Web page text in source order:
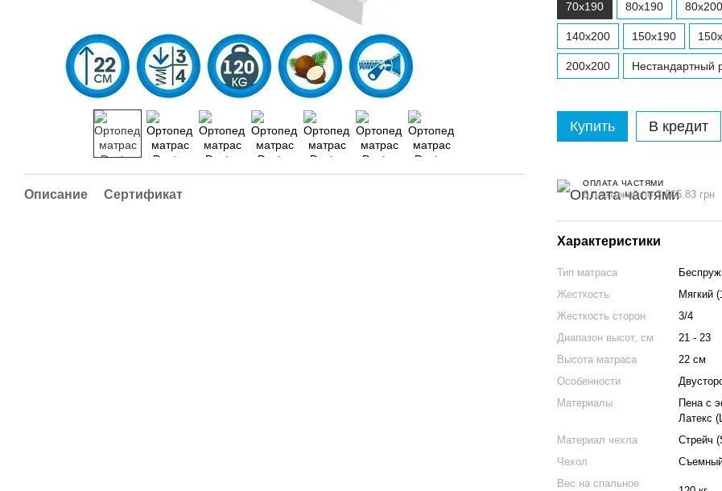
Описание Сертификат
70x190 80x190 80x200
140x200 150x190
200x200 Нестандартный
Купить В кредит
ОПЛАТА ЧАСТЯМИ
6 платежей по 3 605.83 грн
Характеристики
Тип матраса
Жесткость
Мягкий
Жесткость сторон
3/4
Диапазон высот, см
21 - 23
Высота матраса
22 см
Особенности
Материалы
Пена с
Латекс
Материал чехла
Стрейч
Чехол
Вес на спальное